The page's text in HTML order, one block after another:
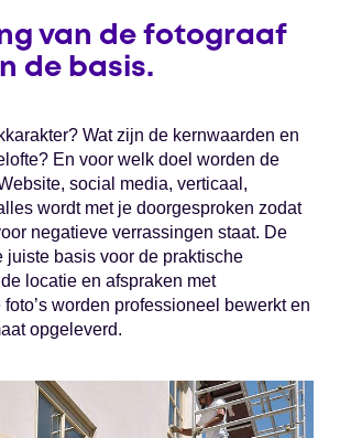
van de fotograaf
de basis.
Wat zijn de kernwaarden en
En voor welk doel worden de
social media, verticaal,
wordt met je doorgesproken zodat
negatieve verrassingen staat. De
juiste basis voor de praktische
locatie en afspraken met
worden professioneel bewerkt en
opgeleverd.